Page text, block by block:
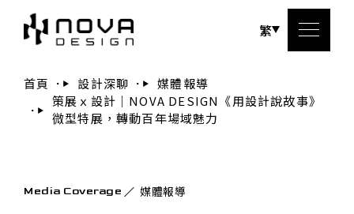
繁
首頁 設計深聊
媒體報導
策展ｘ設計｜NOVA DESIGN《用設計說故事》
微型特展，轉動百年場域魅力
Media Coverage 媒體報導